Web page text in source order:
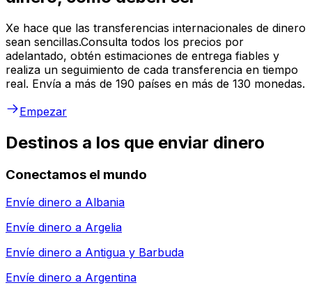
Xe hace que las transferencias internacionales de dinero
sean sencillas.Consulta todos los precios por
adelantado, obtén estimaciones de entrega fiables y
realiza un seguimiento de cada transferencia en tiempo
real. Envía a más de 190 países en más de 130 monedas.
Empezar
Destinos a los que enviar dinero
Conectamos el mundo
Envíe dinero a Albania
Envíe dinero a Argelia
Envíe dinero a Antigua y Barbuda
Envíe dinero a Argentina